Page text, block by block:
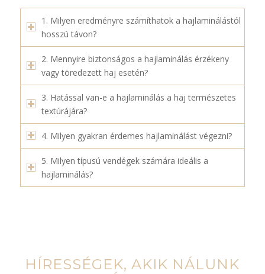
1. Milyen eredményre számíthatok a hajlaminálástól
hosszú távon?
2. Mennyire biztonságos a hajlaminálás érzékeny
vagy töredezett haj esetén?
3. Hatással van-e a hajlaminálás a haj természetes
textúrájára?
4. Milyen gyakran érdemes hajlaminálást végezni?
5. Milyen típusú vendégek számára ideális a
hajlaminálás?
HÍRESSÉGEK, AKIK NÁLUNK